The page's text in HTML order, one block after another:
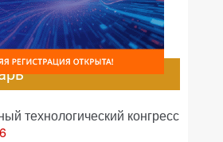
технологический конгресс